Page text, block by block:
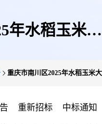
年水稻玉米大
重庆市南川区2025年水稻玉米
重新招标 中标通知